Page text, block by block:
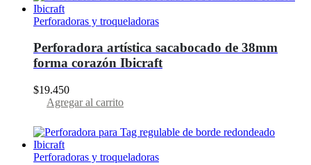
Perforadoras y troqueladoras
Perforadora artística sacabocado de 38mm
forma corazón Ibicraft
$19.450
Agregar al carrito
Perforadoras y troqueladoras